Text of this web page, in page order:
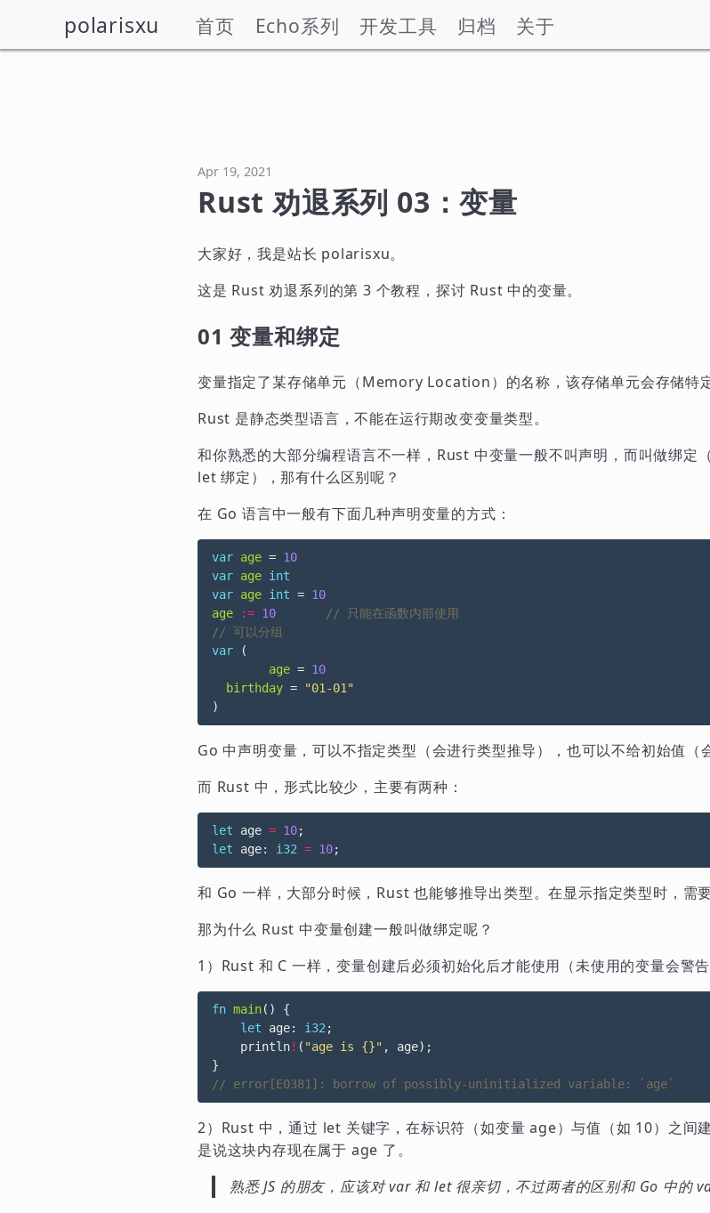
polarisxu 首页 Echo系列 开发工具 归档 关于
Apr 19, 2021
Rust 劝退系列 03：变量
大家好，我是站长 polarisxu。
这是 Rust 劝退系列的第 3 个教程，探讨 Rust 中的变量。
01 变量和绑定
变量指定了某存储单元（Memory Location）的名称，该存储单元会存储特定
Rust 是静态类型语言，不能在运行期改变变量类型。
和你熟悉的大部分编程语言不一样，Rust 中变量一般不叫声明，而叫做绑定
let 绑定），那有什么区别呢？
在 Go 语言中一般有下面几种声明变量的方式：
var age = 10
var age int
var age int = 10
age
:= 10
var
(
age = 10
birthday =
"01-01"
)
Go 中声明变量，可以不指定类型（会进行类型推导），也可以不给初始值（
而 Rust 中，形式比较少，主要有两种：
let age = 10;
let
age: i32 = 10;
和 Go 一样，大部分时候，Rust 也能够推导出类型。在显示指定类型时，需
那为什么 Rust 中变量创建一般叫做绑定呢？
1）Rust 和 C 一样，变量创建后必须初始化后才能使用（未使用的变量会警
fn main()
{
let
age: i32 ;
println! ( "age is {}" , age);
}
2）Rust 中，通过 let 关键字，在标识符（如变量 age）与值（如 10）之间
是说这块内存现在属于 age 了。
熟悉 JS 的朋友，应该对 var 和 let 很亲切，不过两者的区别和 Go 中的